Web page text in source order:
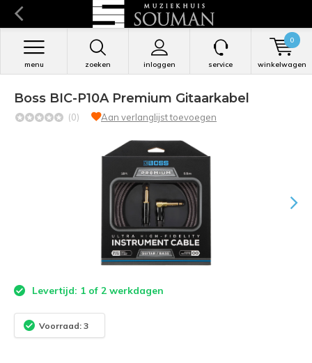
zoeken inloggen
menu service winkelwagen
0
Boss BIC-P10A Premium Gitaarkabel
(0) Aan verlanglijst toevoegen
Levertijd: 1 of 2 werkdagen
Voorraad: 3